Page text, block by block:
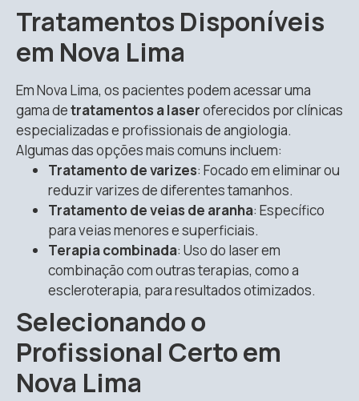
Tratamentos Disponíveis
em Nova Lima
Em Nova Lima, os pacientes podem acessar uma
gama detratamentos a laseroferecidos por clínicas
especializadas e profissionais de angiologia.
Algumas das opções mais comuns incluem:
Tratamento de varizes: Focado em eliminar ou
reduzir varizes de diferentes tamanhos.
Tratamento de veias de aranha: Específico
para veias menores e superficiais.
Terapia combinada: Uso do laser em
combinação com outras terapias, como a
escleroterapia, para resultados otimizados.
Selecionando o
Profissional Certo em
Nova Lima